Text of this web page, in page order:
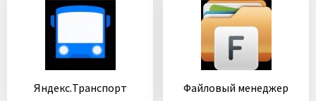
Яндекс.Транспорт Файловый менеджер